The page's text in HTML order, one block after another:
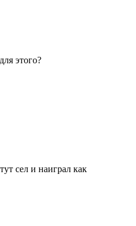
этого?
сел и наиграл как